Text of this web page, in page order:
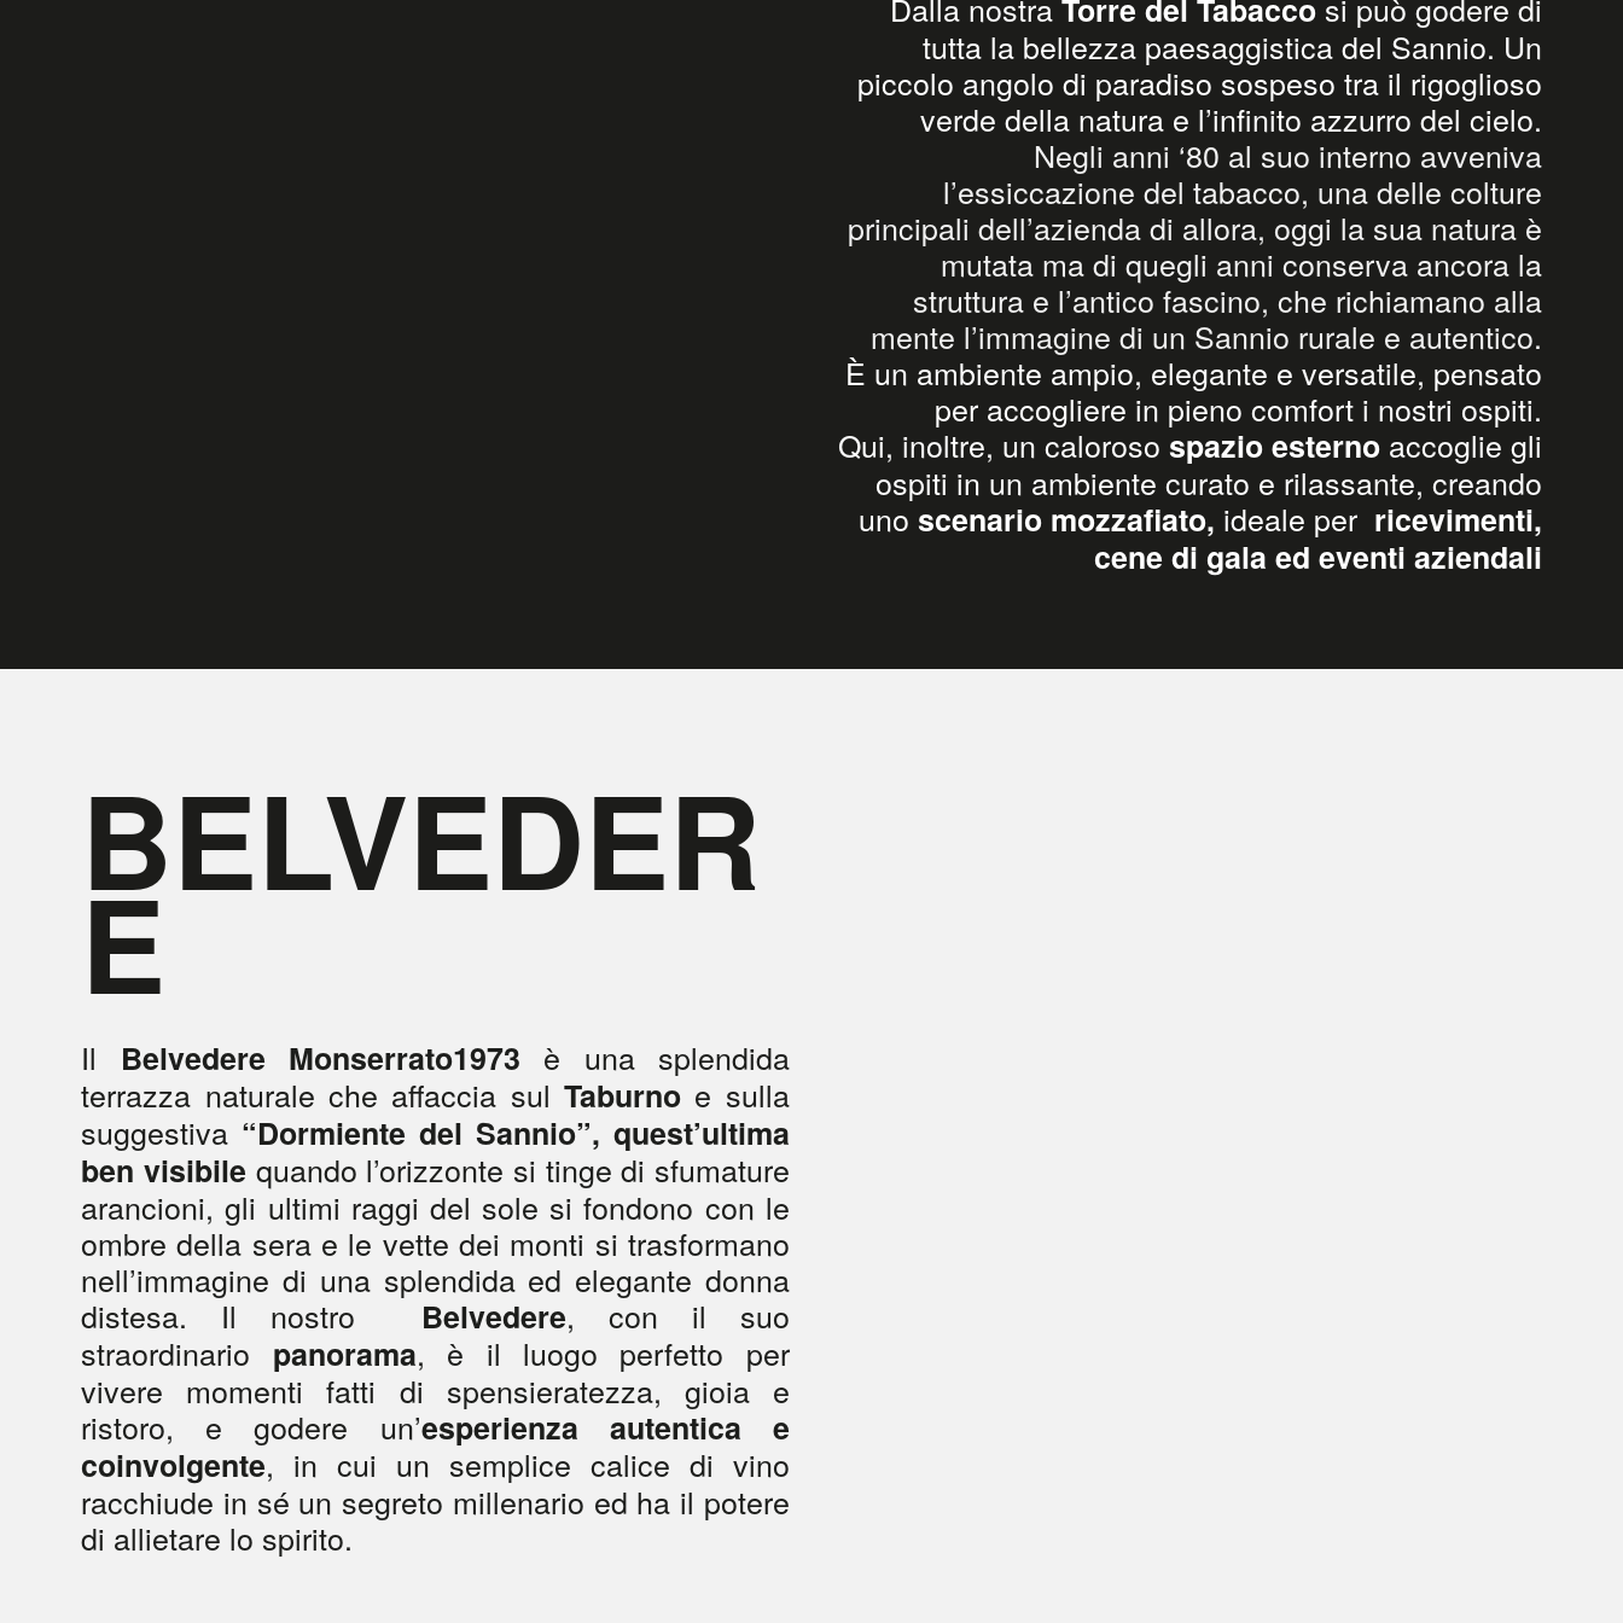
Torre del Tabacco
tutta la bellezza paesaggistica del Sannio. Un
piccolo angolo di paradiso sospeso tra il rigoglioso
verde della natura e l’infinito azzurro del cielo.
Negli anni ‘80 al suo interno avveniva
l’essiccazione del tabacco, una delle colture
principali dell’azienda di allora, oggi la sua natura è
mutata ma di quegli anni conserva ancora la
struttura e l’antico fascino, che richiamano alla
mente l’immagine di un Sannio rurale e autentico.
È un ambiente ampio, elegante e versatile, pensato
per accogliere in pieno comfort i nostri ospiti.
Qui, inoltre, un caloroso spazio esternoaccoglie gli
ospiti in un ambiente curato e rilassante, creando
uno scenario mozzafiato, ideale per ricevimenti,
cene di gala ed eventi aziendali
BELVEDER
E
Il Belvedere Monserrato1973 è una splendida
terrazza naturale che affaccia sulTaburno e sulla
suggestiva “Dormiente del Sannio”, quest’ultima
ben visibile quando l’orizzonte si tinge di sfumature
arancioni, gli ultimi raggi del sole si fondono con le
ombre della sera e le vette dei monti si trasformano
nell’immagine di una splendida ed elegante donna
distesa. Il nostro
Belvedere, con il suo
straordinario panorama, è il luogo perfetto per
vivere momenti fatti di spensieratezza, gioia e
ristoro, e godere un’esperienza autentica e
coinvolgente, in cui un semplice calice di vino
racchiude in sé un segreto millenario ed ha il potere
di allietare lo spirito.